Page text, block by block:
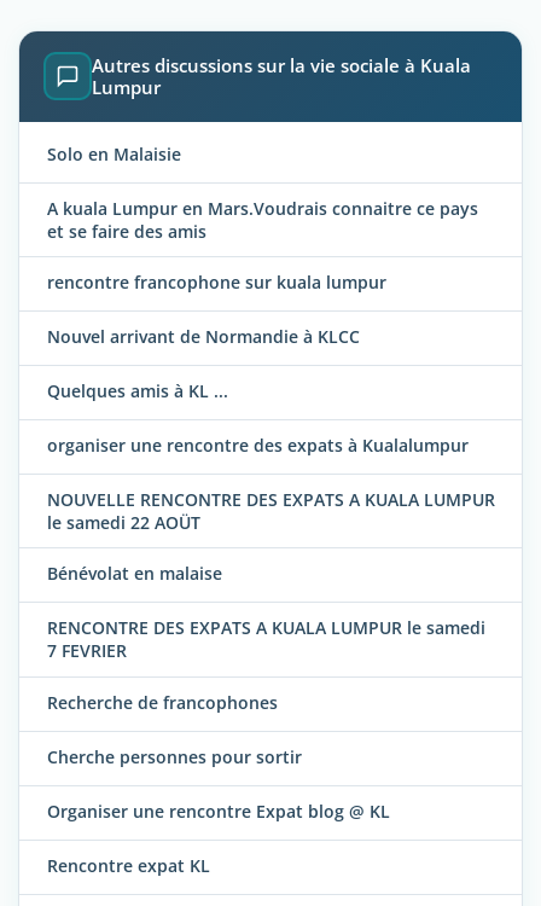
Autres discussions sur la vie sociale à Kuala
Lumpur
Solo en Malaisie
A kuala Lumpur en Mars.Voudrais connaitre ce pays
et se faire des amis
rencontre francophone sur kuala lumpur
Nouvel arrivant de Normandie à KLCC
Quelques amis à KL ...
organiser une rencontre des expats à Kualalumpur
NOUVELLE RENCONTRE DES EXPATS A KUALA LUMPUR
le samedi 22 AOÜT
Bénévolat en malaise
RENCONTRE DES EXPATS A KUALA LUMPUR le samedi
7 FEVRIER
Recherche de francophones
Cherche personnes pour sortir
Organiser une rencontre Expat blog @ KL
Rencontre expat KL